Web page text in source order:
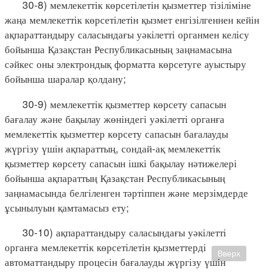
30-8) мемлекеттік көрсетілетін қызметтер тізіліміне
жаңа мемлекеттік көрсетілетін қызмет енгізілгеннен кейін
ақпараттандыру саласындағы уәкілетті органмен келісу
бойынша Қазақстан Республикасының заңнамасына
сәйкес оны электрондық форматта көрсетуге ауыстыру
бойынша шаралар қолдану;
30-9) мемлекеттік қызметтер көрсету сапасын
бағалау және бақылау жөніндегі уәкілетті органға
мемлекеттік қызметтер көрсету сапасын бағалауды
жүргізу үшін ақпараттың, сондай-ақ мемлекеттік
қызметтер көрсету сапасын ішкі бақылау нәтижелері
бойынша ақпараттың Қазақстан Республикасының
заңнамасында белгіленген тәртіппен және мерзімдерде
ұсынылуын қамтамасыз ету;
30-10) ақпараттандыру саласындағы уәкілетті
органға мемлекеттік көрсетілетін қызметтерді
автоматтандыру процесін бағалауды жүргізу үшін
Вверх